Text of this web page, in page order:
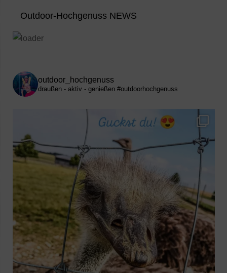
Outdoor-Hochgenuss NEWS
outdoor_hochgenuss
draußen - aktiv - genießen #outdoorhochgenuss